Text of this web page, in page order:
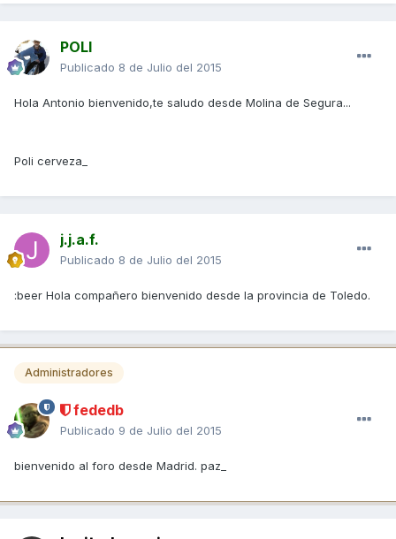
POLI
Publicado 8 de Julio del 2015
Hola Antonio bienvenido,te saludo desde Molina de Segura...
Poli cerveza_
j.j.a.f.
Publicado 8 de Julio del 2015
:beer Hola compañero bienvenido desde la provincia de Toledo.
Administradores
fededb
Publicado 9 de Julio del 2015
bienvenido al foro desde Madrid. paz_